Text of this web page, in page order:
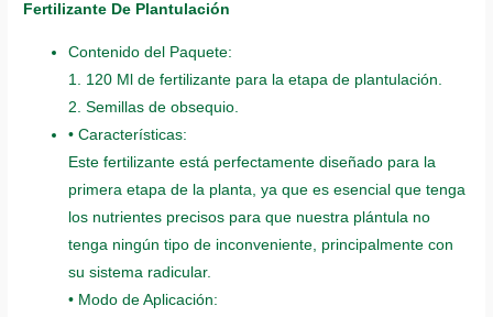
quantity
Fertilizante De Plantulación
Contenido del Paquete:
1. 120 Ml de fertilizante para la etapa de plantulación.
2. Semillas de obsequio.
• Características:
Este fertilizante está perfectamente diseñado para la
primera etapa de la planta, ya que es esencial que tenga
los nutrientes precisos para que nuestra plántula no
tenga ningún tipo de inconveniente, principalmente con
su sistema radicular.
• Modo de Aplicación: